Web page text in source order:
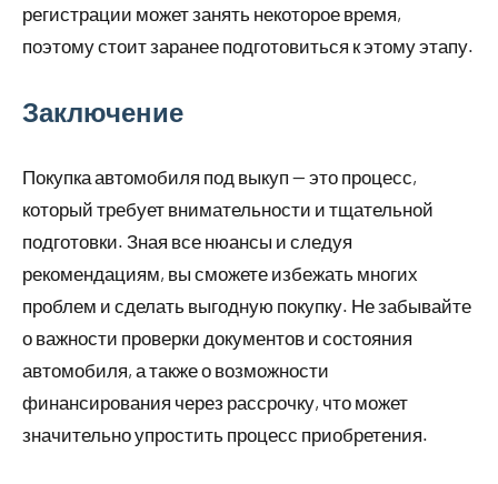
регистрации может занять некоторое время,
поэтому стоит заранее подготовиться к этому этапу.
Заключение
Покупка автомобиля под выкуп — это процесс,
который требует внимательности и тщательной
подготовки. Зная все нюансы и следуя
рекомендациям, вы сможете избежать многих
проблем и сделать выгодную покупку. Не забывайте
о важности проверки документов и состояния
автомобиля, а также о возможности
финансирования через рассрочку, что может
значительно упростить процесс приобретения.